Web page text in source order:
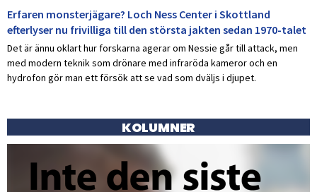
Erfaren monsterjägare? Loch Ness Center i Skottland
efterlyser nu frivilliga till den största jakten sedan 1970-talet
Det är ännu oklart hur forskarna agerar om Nessie går till attack, men
med modern teknik som drönare med infraröda kameror och en
hydrofon gör man ett försök att se vad som dväljs i djupet.
KOLUMNER